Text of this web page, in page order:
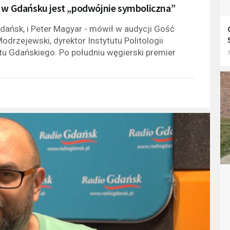
Gdańsku jest „podwójnie symboliczna”
i Peter Magyar - mówił w audycji Gość
dyrektor Instytutu Politologii
Gdańskiego. Po południu węgierski premier